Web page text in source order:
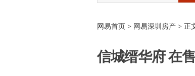
网易首页 > 网易深圳房产 > 正
信城缙华府 在